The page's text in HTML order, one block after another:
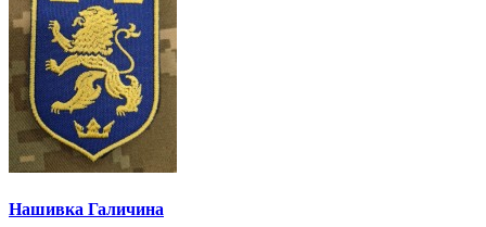
Нашивка Галичина